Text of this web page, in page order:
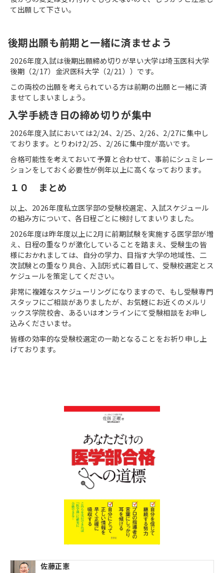
て出願して下さい。
後期出願も前期と一緒に済ませよう
2026年度入試は後期出願締め切りが早い大学は埼玉医科大学
後期（2/17）金沢医科大学（2/21））です。
この両校の出願を考えられている方は前期の出願と一緒に済
ませてしまいましょう。
入学手続き日の締め切りが集中
2026年度入試においては2/24、 2/25、 2/26、 2/27に集中し
ております。とりわけ2/25、 2/26に集中度が高いです。
合格可能性を考えておいて予算と合わせて、事前にシュミレー
ションをしておく必要性が例年以上に高くなっております。
１０　まとめ
以上、 2026年度私立医学部の受験校選定、入試スケジュール
の組み方について、各日程ごとに検討してまいりました。
2026年度は昨年度以上に2月に前期試験を実施する医学部が増
え、日程の重なりが激化していることを踏まえ、受験生の皆
様におかれましては、自分の学力、目指す大学の地域性、二
次試験との重なり具合、入試形式に着目して、受験校選定とス
ケジュールを策定してください。
非常に複雑なスケジューリングになりますので、もし受験専門
スタッフにご相談がありましたが、お気軽にお近くのメルリ
ックス学院校舎、あるいはオンラインにて受験相談をお申し
込みくださいませ。
皆様の効率的な受験校選定の一助となることをお祈り申し上
げております。
佐藤正憲